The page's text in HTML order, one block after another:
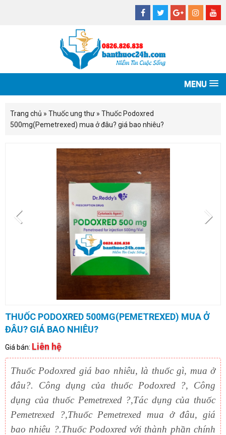
MENU
Trang chủ » Thuốc ung thư » Thuốc Podoxred
500mg(Pemetrexed) mua ở đâu? giá bao nhiêu?
THUỐC PODOXRED 500MG(PEMETREXED) MUA Ở
ĐÂU? GIÁ BAO NHIÊU?
Giá bán: Liên hệ
Thuốc Podoxred giá bao nhiêu, là thuốc gì, mua ở
đâu?. Công dụng của thuốc Podoxred ?, Công
dụng của thuốc Pemetrexed ?,Tác dụng của thuốc
Pemetrexed ?,Thuốc Pemetrexed mua ở đâu, giá
bao nhiêu ?.Thuốc Podoxred với thành phần chính